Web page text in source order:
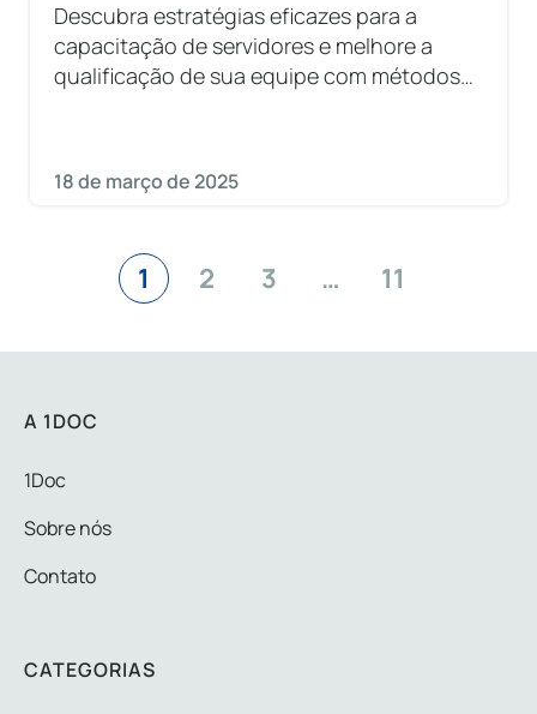
Descubra estratégias eficazes para a
capacitação de servidores e melhore a
qualificação de sua equipe com métodos
18 de março de 2025
1 2 3 … 11
A 1DOC
1Doc
Sobre nós
Contato
CATEGORIAS